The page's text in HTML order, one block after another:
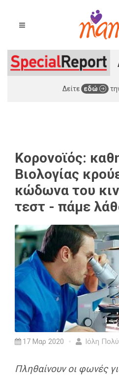
Δείτε εδώ
Κορονοϊός:
Βιολογίας
κώδωνα του
τεστ - πάμε
17 Μαρ 2020 Ιόλη
Πληθαίνουν οι φωνές